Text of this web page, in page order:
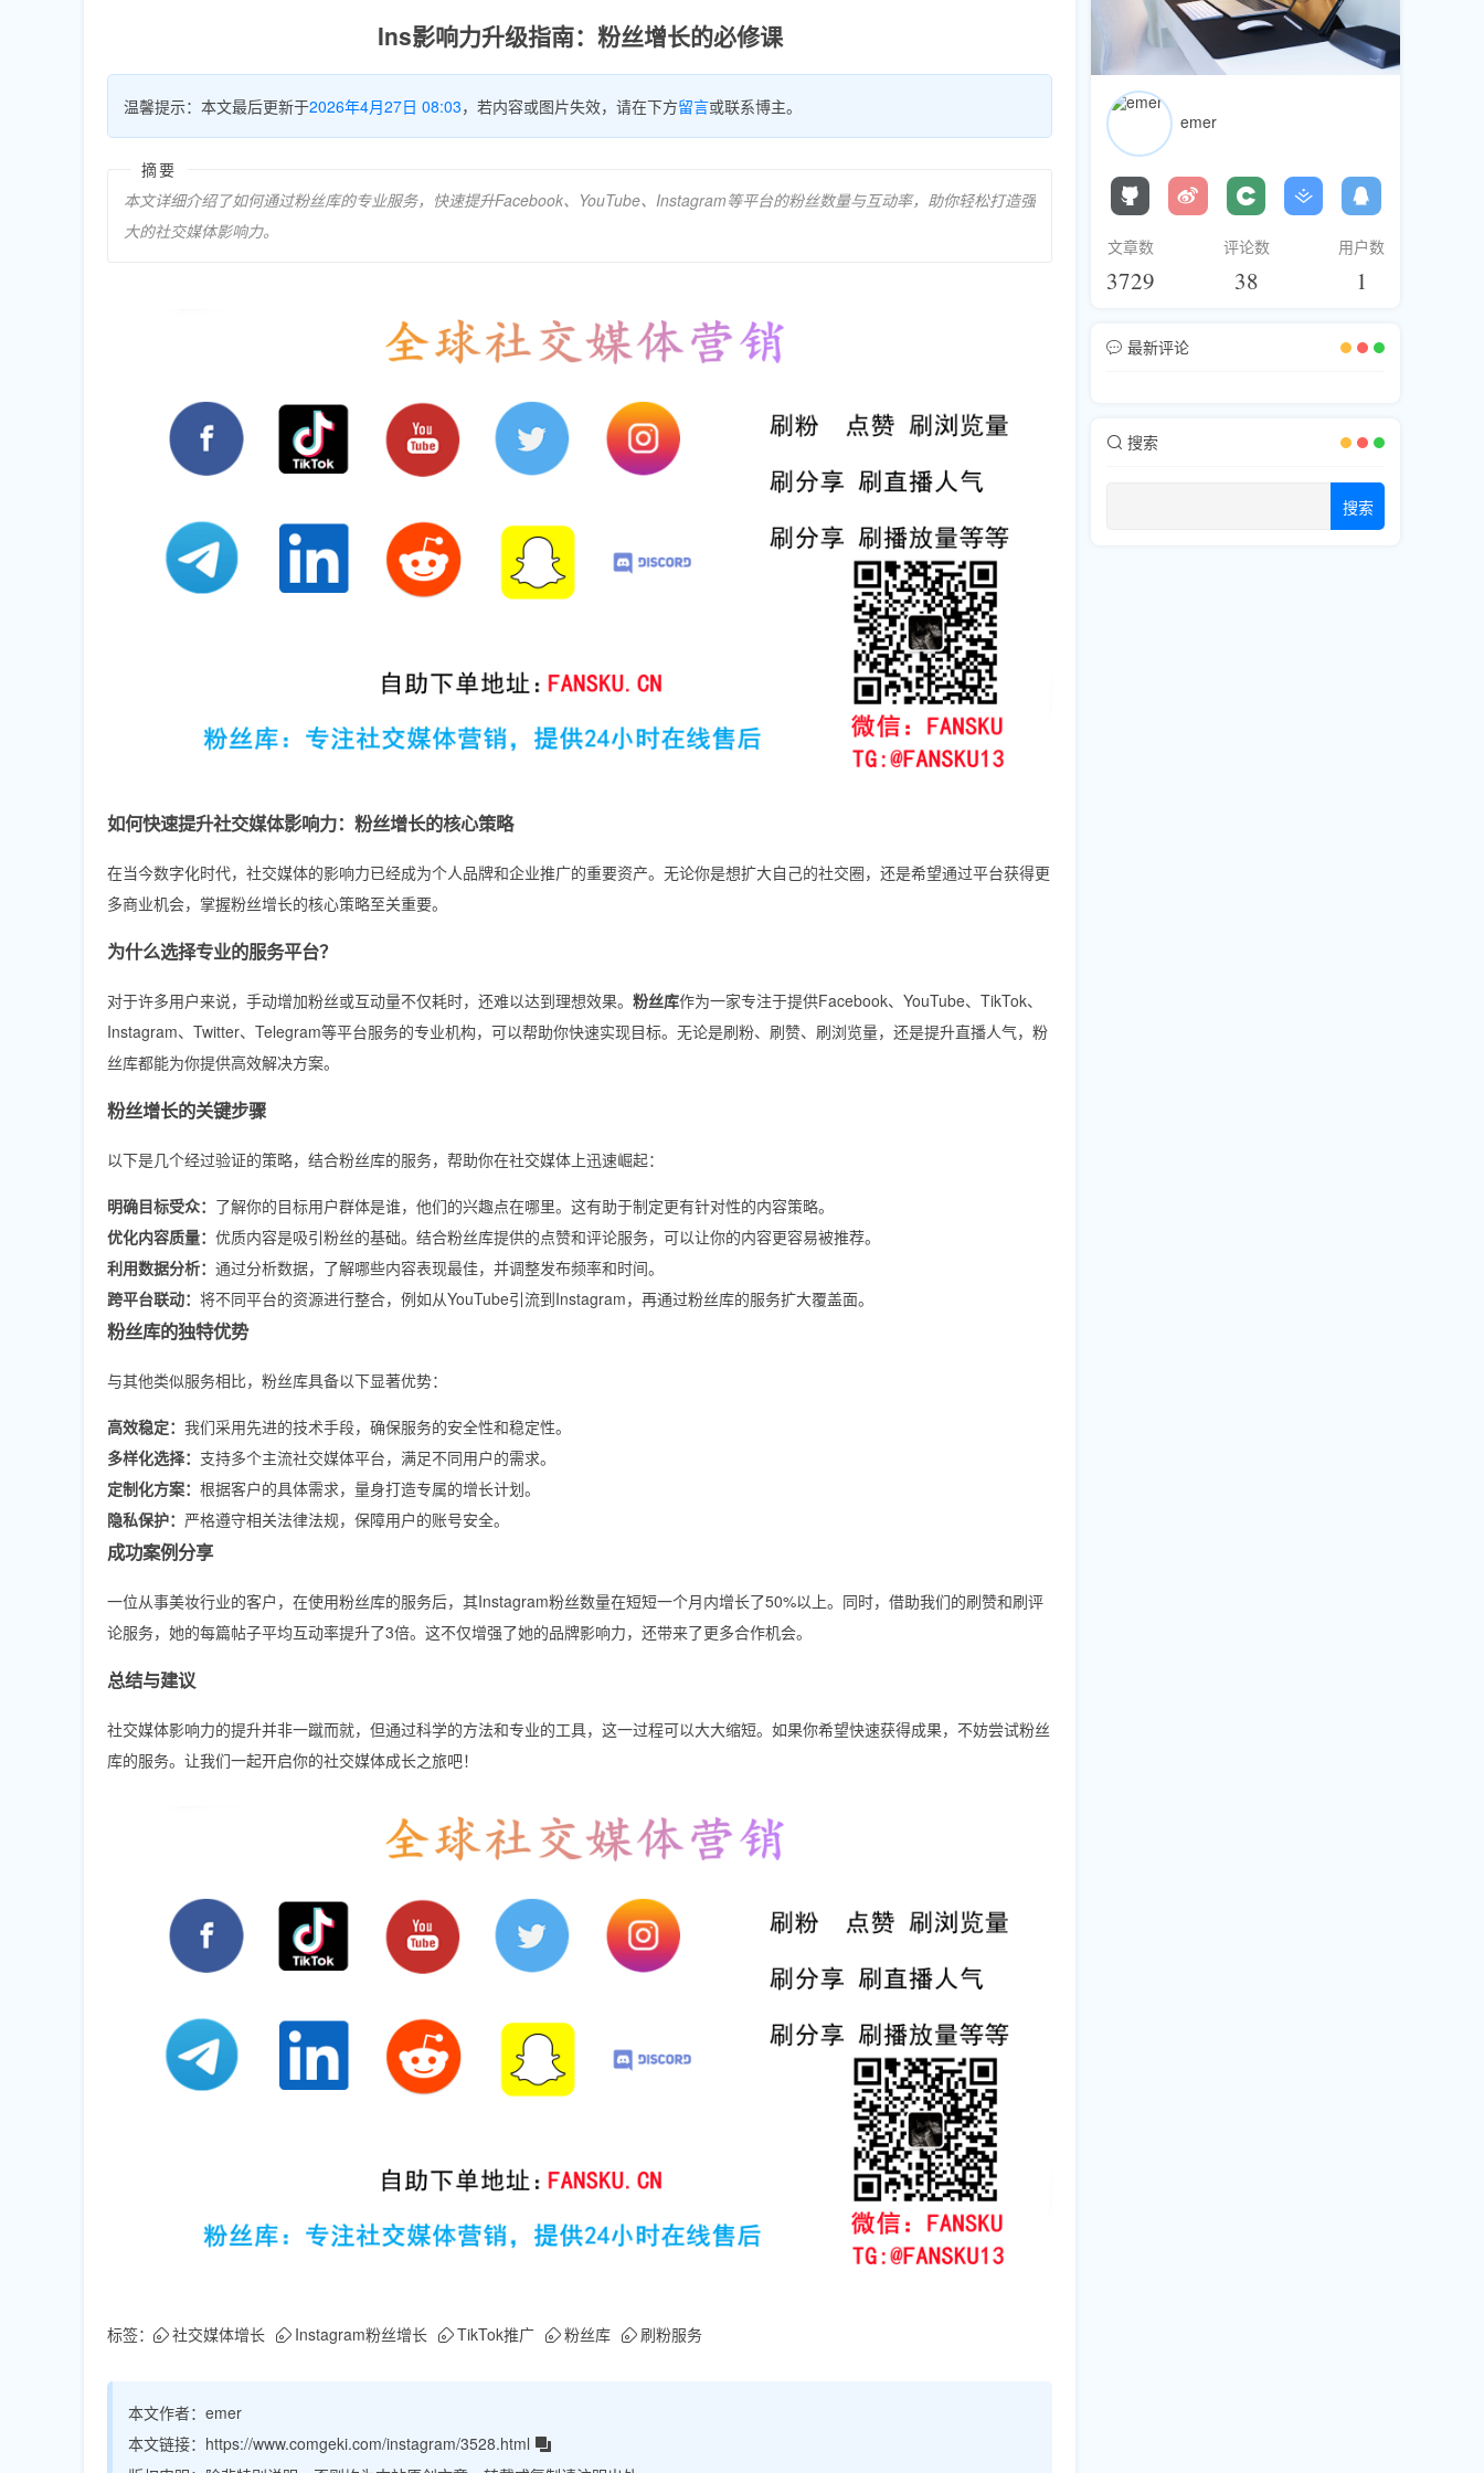
Ins影响力升级指南：粉丝增长的必修课
温馨提示：本文最后更新于2026年4月27日 08:03，若内容或图片失效，请在下方留言或联系博主。
摘要
本文详细介绍了如何通过粉丝库的专业服务，快速提升Facebook、YouTube、Instagram等平台的粉丝数量与互动率，助你轻松打造强
大的社交媒体影响力。
如何快速提升社交媒体影响力：粉丝增长的核心策略
在当今数字化时代，社交媒体的影响力已经成为个人品牌和企业推广的重要资产。无论你是想扩大自己的社交圈，还是希望通过平台获得更
多商业机会，掌握粉丝增长的核心策略至关重要。
为什么选择专业的服务平台？
对于许多用户来说，手动增加粉丝或互动量不仅耗时，还难以达到理想效果。 粉丝库作为一家专注于提供Facebook、YouTube、TikTok、
Instagram、Twitter、Telegram等平台服务的专业机构，可以帮助你快速实现目标。无论是刷粉、刷赞、刷浏览量，还是提升直播人气，粉
丝库都能为你提供高效解决方案。
粉丝增长的关键步骤
以下是几个经过验证的策略，结合粉丝库的服务，帮助你在社交媒体上迅速崛起：
明确目标受众： 了解你的目标用户群体是谁，他们的兴趣点在哪里。这有助于制定更有针对性的内容策略。
优化内容质量： 优质内容是吸引粉丝的基础。结合粉丝库提供的点赞和评论服务，可以让你的内容更容易被推荐。
利用数据分析： 通过分析数据，了解哪些内容表现最佳，并调整发布频率和时间。
跨平台联动： 将不同平台的资源进行整合，例如从YouTube引流到Instagram，再通过粉丝库的服务扩大覆盖面。
粉丝库的独特优势
与其他类似服务相比，粉丝库具备以下显著优势：
高效稳定： 我们采用先进的技术手段，确保服务的安全性和稳定性。
多样化选择： 支持多个主流社交媒体平台，满足不同用户的需求。
定制化方案： 根据客户的具体需求，量身打造专属的增长计划。
隐私保护： 严格遵守相关法律法规，保障用户的账号安全。
成功案例分享
一位从事美妆行业的客户，在使用粉丝库的服务后，其Instagram粉丝数量在短短一个月内增长了50%以上。同时，借助我们的刷赞和刷评
论服务，她的每篇帖子平均互动率提升了3倍。这不仅增强了她的品牌影响力，还带来了更多合作机会。
总结与建议
社交媒体影响力的提升并非一蹴而就，但通过科学的方法和专业的工具，这一过程可以大大缩短。如果你希望快速获得成果，不妨尝试粉丝
库的服务。让我们一起开启你的社交媒体成长之旅吧！
标签： 社交媒体增长 Instagram粉丝增长 TikTok推广 粉丝库 刷粉服务
本文作者： emer
本文链接： https://www.comgeki.com/instagram/3528.html
emer
文章数
3729
评论数
38
用户数
1
最新评论
搜索
搜索